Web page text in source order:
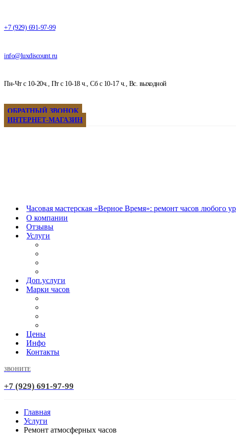
+7 (929) 691-97-99
info@luxdiscount.ru
Пн-Чт с 10-20ч., Пт с 10-18 ч., Сб с 10-17 ч., Вс. выходной
ОБРАТНЫЙ ЗВОНОК
ИНТЕРНЕТ-МАГАЗИН
Часовая мастерская «Верное Время»: ремонт часов любого
О компании
Отзывы
Услуги
Доп.услуги
Марки часов
Цены
Инфо
Контакты
ЗВОНИТЕ
+7 (929) 691-97-99
Главная
Услуги
Ремонт атмосферных часов